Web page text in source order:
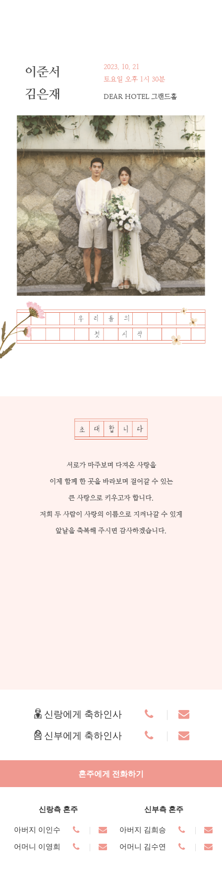
이준서
김은재
2023. 10. 21
토요일 오후 1시 30분
DEAR HOTEL 그랜드홀
서로가 마주보며 다져온 사랑을
이제 함께 한 곳을 바라보며 걸어갈 수 있는
큰 사랑으로 키우고자 합니다.
저희 두 사람이 사랑의 이름으로 지켜나갈 수 있게
앞날을 축복해 주시면 감사하겠습니다.
신랑에게 축하인사
신부에게 축하인사
혼주에게 전화하기
신랑측 혼주
아버지 이인수
어머니 이영희
신부측 혼주
아버지 김희승
어머니 김수연